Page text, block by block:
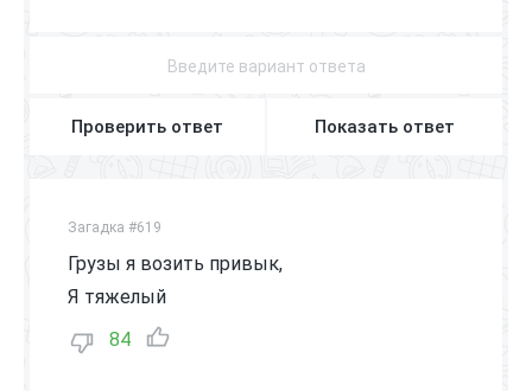
Проверить ответ Показать ответ
Загадка #619
Грузы я возить привык,
Я тяжелый
84